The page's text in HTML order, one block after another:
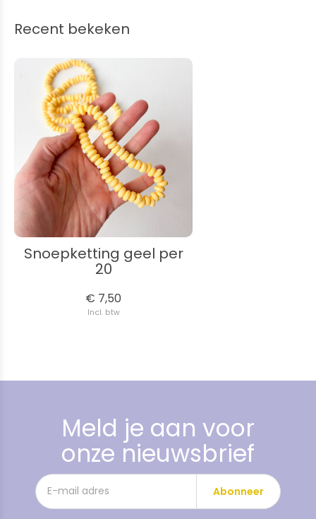
Recent bekeken
Snoepketting geel per
20
€ 7,50
Incl. btw
Meld je aan voor
onze nieuwsbrief
Abonneer